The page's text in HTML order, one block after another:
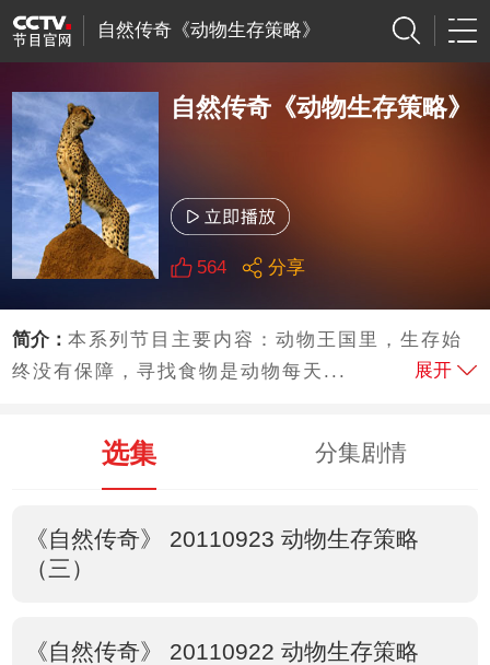
自然传奇《动物生存策略》
自然传奇《动物生存策略》
564 分享
简介：本系列节目主要内容：动物王国里，生存始
终没有保障，寻找食物是动物每天...
展开
选集 分集剧情
《自然传奇》 20110923 动物生存策略
（三）
《自然传奇》 20110922 动物生存策略